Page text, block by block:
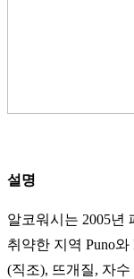
설명
알코워시는 2005년
취약한 지역 Puno
(직조), 뜨개질, 자